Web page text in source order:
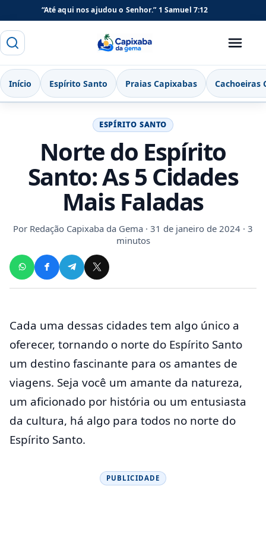
“Até aqui nos ajudou o Senhor.” 1 Samuel 7:12
Buscar Capixaba da Gema
Menu
Início Espírito Santo Praias Capixabas Cachoeiras
ESPÍRITO SANTO
Norte do Espírito
Santo: As 5 Cidades
Mais Faladas
Por Redação Capixaba da Gema · 31 de janeiro de 2024 · 3
minutos
Cada uma dessas cidades tem algo único a
oferecer, tornando o norte do Espírito Santo
um destino fascinante para os amantes de
viagens. Seja você um amante da natureza,
um aficionado por história ou um entusiasta
da cultura, há algo para todos no norte do
Espírito Santo.
PUBLICIDADE